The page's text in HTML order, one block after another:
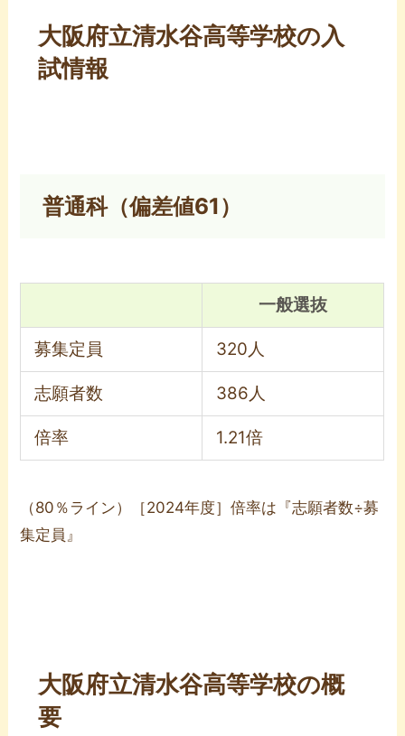
大阪府立清水谷高等学校の入
試情報
普通科（偏差値61）
一般選抜
募集定員 320人
志願者数 386人
倍率 1.21倍
（80％ライン）［2024年度］倍率は『志願者数÷募
集定員』
大阪府立清水谷高等学校の概
要